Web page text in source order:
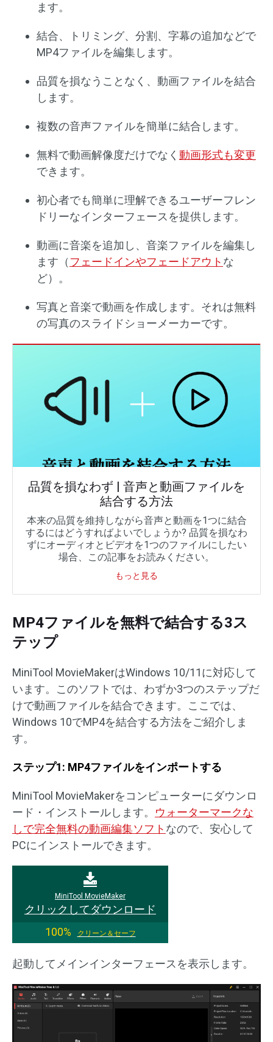
ます。
結合、トリミング、分割、字幕の追加などで
MP4ファイルを編集します。
品質を損なうことなく、動画ファイルを結合
します。
複数の音声ファイルを簡単に結合します。
無料で動画解像度だけでなく 動画形式も変更
できます。
初心者でも簡単に理解できるユーザーフレン
ドリーなインターフェースを提供します。
動画に音楽を追加し、音楽ファイルを編集し
ます（ フェードインやフェードアウト な
ど）。
写真と音楽で動画を作成します。それは無料
の写真のスライドショーメーカーです。
品質を損なわず | 音声と動画ファイルを
結合する方法
本来の品質を維持しながら音声と動画を1つに結合
するにはどうすればよいでしょうか? 品質を損なわ
ずにオーディオとビデオを1つのファイルにしたい
場合、この記事をお読みください。
もっと見る
MP4ファイルを無料で結合する3ス
テップ
MiniTool MovieMakerはWindows 10/11に対応して
います。このソフトでは、わずか3つのステップだ
けで動画ファイルを結合できます。ここでは、
Windows 10でMP4を結合する方法をご紹介しま
す。
ステップ1: MP4ファイルをインポートする
MiniTool MovieMakerをコンピューターにダウンロ
ード・インストールします。 ウォーターマークな
しで完全無料の動画編集ソフト なので、安心して
PCにインストールできます。
MiniTool MovieMaker
クリックしてダウンロード
100%
クリーン＆セーフ
起動してメインインターフェースを表示します。